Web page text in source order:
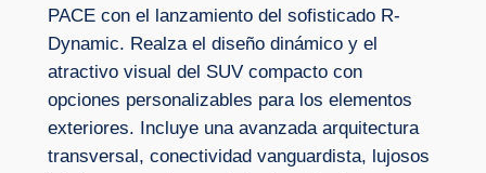
PACE con el lanzamiento del sofisticado R-
Dynamic. Realza el diseño dinámico y el
atractivo visual del SUV compacto con
opciones personalizables para los elementos
exteriores. Incluye una avanzada arquitectura
transversal, conectividad vanguardista, lujosos